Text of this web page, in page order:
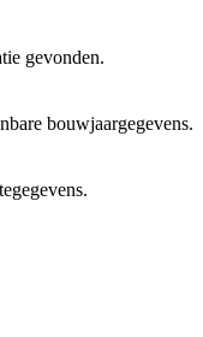
gevonden.
bouwjaargegevens.